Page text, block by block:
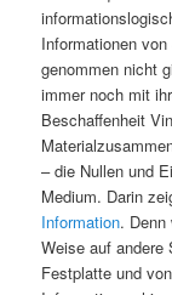
Informationen
genommen nicht
immer noch mit
Beschaffenheit
– die Nullen und
Medium. Darin
Information.
Weise auf andere
Festplatte und